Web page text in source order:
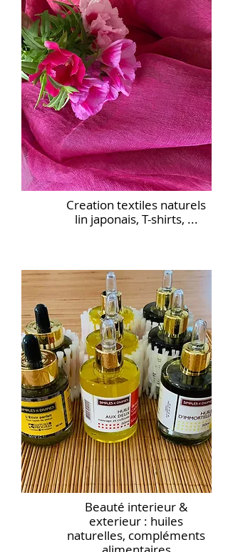
Creation textiles naturels
lin japonais, T-shirts, ...
Beauté interieur &
exterieur : huiles
naturelles, compléments